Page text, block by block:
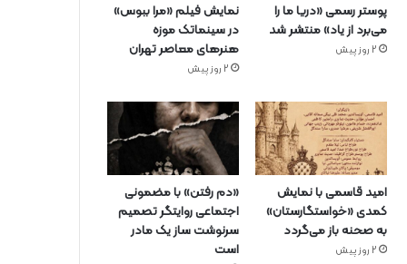
پوستر رسمی «دریا ما را
می‌برد از یاد» منتشر شد
2 روز پیش
نمایش فیلم «مرا ببوس»
در سینماتک موزه
هنرهای معاصر تهران
2 روز پیش
امید قاسمی با نمایش
کمدی «خواستگارستان»
به صحنه باز می‌گردد
2 روز پیش
«دم رفتن» با مضمونی
اجتماعی روایتگر تصمیم
سرنوشت ساز یک مادر
است